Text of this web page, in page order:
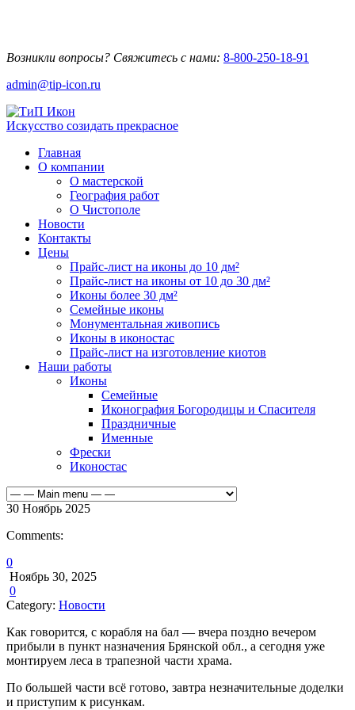
Возникли вопросы? Свяжитесь с нами: 8-800-250-18-91
admin@tip-icon.ru
Искусство созидать прекрасное
Главная
О компании
О мастерской
География работ
О Чистополе
Новости
Контакты
Цены
Прайс-лист на иконы до 10 дм²
Прайс-лист на иконы от 10 до 30 дм²
Иконы более 30 дм²
Семейные иконы
Монументальная живопись
Иконы в иконостас
Прайс-лист на изготовление киотов
Наши работы
Иконы
Семейные
Иконография Богородицы и Спасителя
Праздничные
Именные
Фрески
Иконостас
30 Ноябрь 2025
Comments:
0
Ноябрь 30, 2025
0
Category: Новости
Как говорится, с корабля на бал — вчера поздно вечером
прибыли в пункт назначения Брянской обл., а сегодня уже
монтируем леса в трапезной части храма.
По большей части всё готово, завтра незначительные доделки
и приступим к рисункам.